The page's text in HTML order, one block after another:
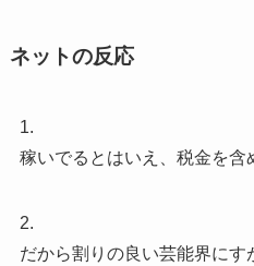
ネットの反応
1.
稼いでるとはいえ、税金を含
2.
だから割りの良い芸能界にす